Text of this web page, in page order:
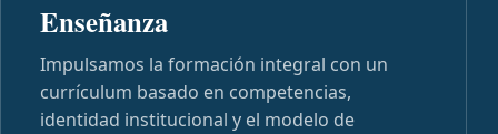
Enseñanza
Impulsamos la formación integral con un
currículum basado en competencias,
identidad institucional y el modelo de